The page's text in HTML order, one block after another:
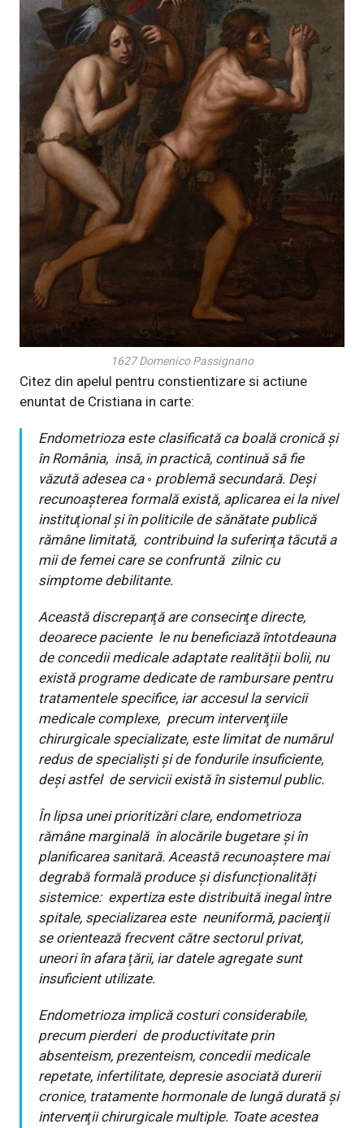
1627 Domenico Passignano
Citez din apelul pentru constientizare si actiune
enuntat de Cristiana in carte:
Endometrioza este clasificată ca boală cronică şi
în România, insă, in practică, continuă să fie
văzută adesea ca ◦ problemă secundară. Deși
recunoașterea formală există, aplicarea ei la nivel
instituţional și în politicile de sănătate publică
rămâne limitată, contribuind la suferinţa tăcută a
mii de femei care se confruntă zilnic cu
simptome debilitante.
Această discrepanţă are consecinţe directe,
deoarece paciente le nu beneficiază întotdeauna
de concedii medicale adaptate realității bolii, nu
există programe dedicate de rambursare pentru
tratamentele specifice, iar accesul la servicii
medicale complexe, precum intervenţiile
chirurgicale specializate, este limitat de numărul
redus de specialişti și de fondurile insuficiente,
deși astfel de servicii există în sistemul public.
În lipsa unei prioritizări clare, endometrioza
rămâne marginală în alocările bugetare și în
planificarea sanitară. Această recunoaștere mai
degrabă formală produce și disfuncționalități
sistemice: expertiza este distribuită inegal între
spitale, specializarea este neuniformă, pacienţii
se orientează frecvent către sectorul privat,
uneori în afara ţării, iar datele agregate sunt
insuficient utilizate.
Endometrioza implică costuri considerabile,
precum pierderi de productivitate prin
absenteism, prezenteism, concedii medicale
repetate, infertilitate, depresie asociată durerii
cronice, tratamente hormonale de lungă durată și
intervenţii chirurgicale multiple. Toate acestea